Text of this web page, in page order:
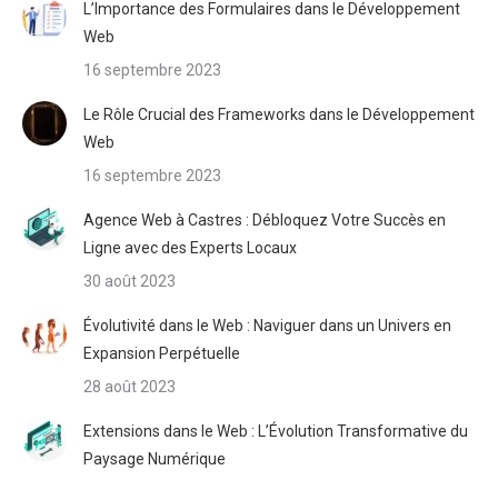
L’Importance des Formulaires dans le Développement
Web
16 septembre 2023
Le Rôle Crucial des Frameworks dans le Développement
Web
16 septembre 2023
Agence Web à Castres : Débloquez Votre Succès en
Ligne avec des Experts Locaux
30 août 2023
Évolutivité dans le Web : Naviguer dans un Univers en
Expansion Perpétuelle
28 août 2023
Extensions dans le Web : L’Évolution Transformative du
Paysage Numérique